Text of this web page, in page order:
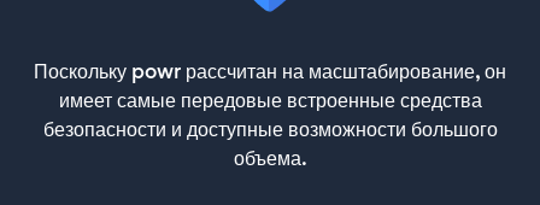
Поскольку powr рассчитан на масштабирование, он
имеет самые передовые встроенные средства
безопасности и доступные возможности большого
объема.